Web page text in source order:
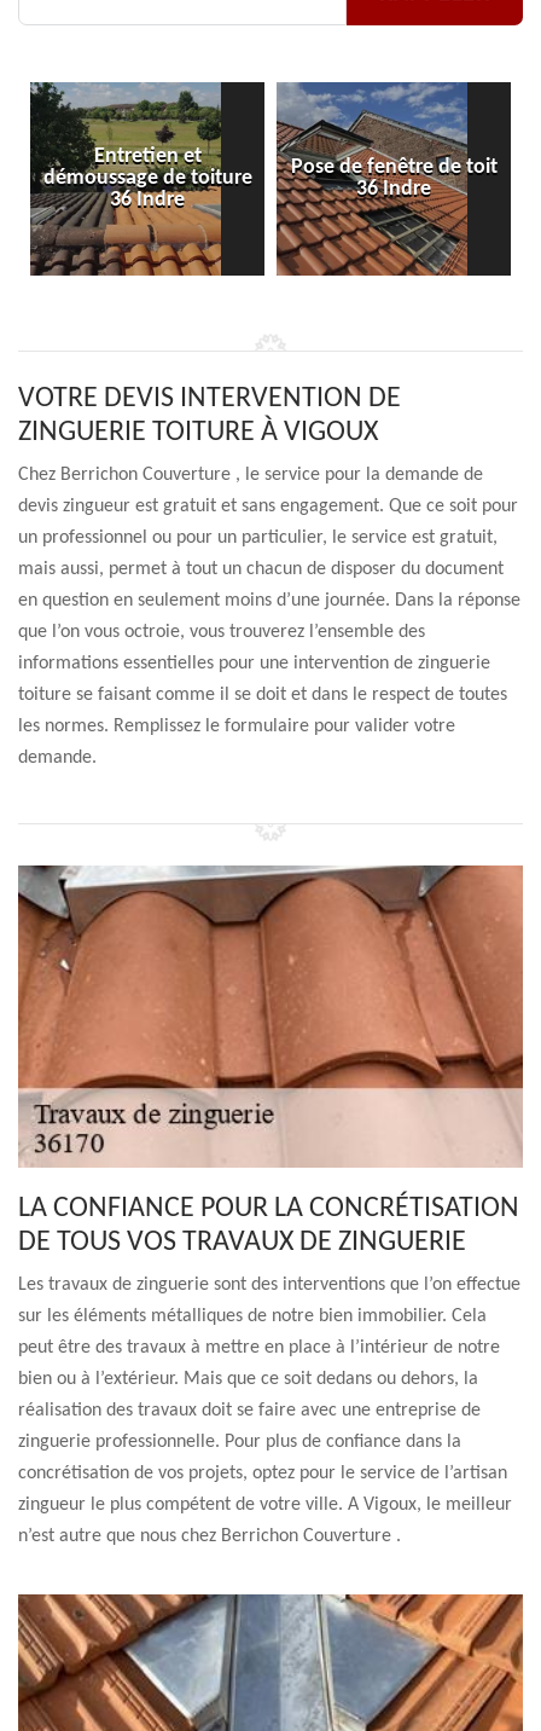
Entretien et
démoussage de toiture
36 Indre
Pose de fenêtre de toit
36 Indre
VOTRE DEVIS INTERVENTION DE
ZINGUERIE TOITURE À VIGOUX
Chez Berrichon Couverture , le service pour la demande de
devis zingueur est gratuit et sans engagement. Que ce soit pour
un professionnel ou pour un particulier, le service est gratuit,
mais aussi, permet à tout un chacun de disposer du document
en question en seulement moins d’une journée. Dans la réponse
que l’on vous octroie, vous trouverez l’ensemble des
informations essentielles pour une intervention de zinguerie
toiture se faisant comme il se doit et dans le respect de toutes
les normes. Remplissez le formulaire pour valider votre
demande.
LA CONFIANCE POUR LA CONCRÉTISATION
DE TOUS VOS TRAVAUX DE ZINGUERIE
Les travaux de zinguerie sont des interventions que l’on effectue
sur les éléments métalliques de notre bien immobilier. Cela
peut être des travaux à mettre en place à l’intérieur de notre
bien ou à l’extérieur. Mais que ce soit dedans ou dehors, la
réalisation des travaux doit se faire avec une entreprise de
zinguerie professionnelle. Pour plus de confiance dans la
concrétisation de vos projets, optez pour le service de l’artisan
zingueur le plus compétent de votre ville. A Vigoux, le meilleur
n’est autre que nous chez Berrichon Couverture .